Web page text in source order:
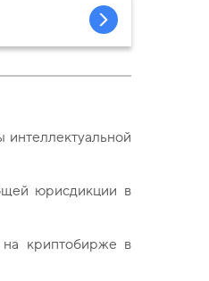
юрисдикции в
криптобирже в